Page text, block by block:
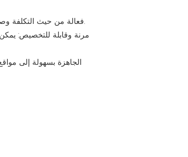
فعالة من حيث التكلفة وصديقة للبيئة: يمكنهم تقليل وقت البناء والعمالة والنفايات التي يمكن أيضًا إعادة استخدامها وإعادة تدويرها لأغراض مختلفة.
مرنة وقابلة للتخصيص: